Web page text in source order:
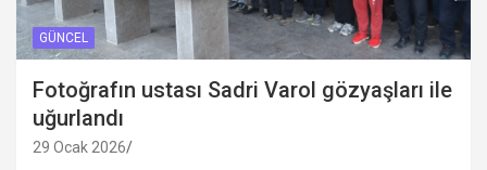
GÜNCEL
Fotoğrafın ustası Sadri Varol gözyaşları ile
uğurlandı
29 Ocak 2026